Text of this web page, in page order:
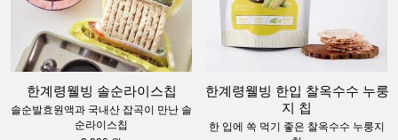
한계령웰빙 솔순라이스칩
솔순발효원액과 국내산 잡곡이 만난 솔
순라이스칩
한계령웰빙 한입 찰옥수수 누룽
지 칩
한 입에 쏙 먹기 좋은 찰옥수수 누룽지